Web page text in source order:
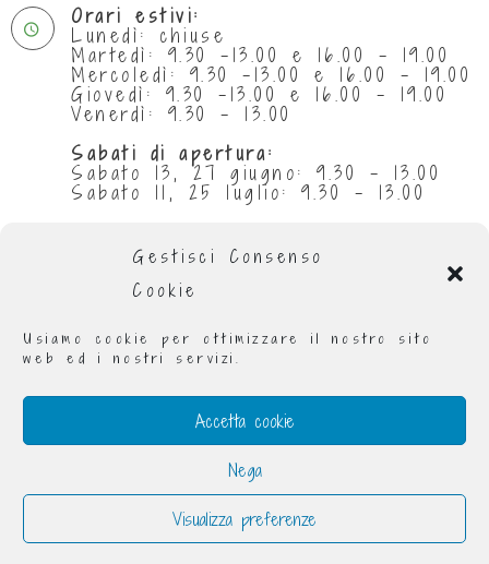
Gestisci Consenso
Cookie
Usiamo cookie per ottimizzare il nostro sito
web ed i nostri servizi.
Accetta cookie
Nega
Visualizza preferenze
Orari estivi:
Lunedì: chiuse
Martedì: 9.30 -13.00 e 16.00 - 19.00
Mercoledì: 9.30 -13.00 e 16.00 - 19.00
Giovedì: 9.30 -13.00 e 16.00 - 19.00
Venerdì: 9.30 - 13.00
Sabati di apertura:
Sabato 13, 27 giugno: 9.30 - 13.00
Sabato 11, 25 luglio: 9.30 - 13.00
da 29 giugno al 5 luglio compresi
da 1 al 31 agosto compresi
Lunedì: 9.00 - 13.00 e 16.00 - 19.00
Martedì: 9.00 - 13.00 e 16.00 - 19.00
Sabato: 9.30 - 13.00